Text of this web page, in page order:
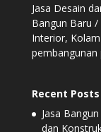
Jasa Desain
Bangun Baru
Interior,
pembangunan
Recent Posts
Jasa
dan